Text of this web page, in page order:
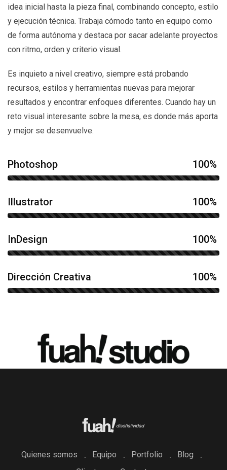
idea inicial hasta la pieza final, combinando concepto, estilo
y ejecución técnica. Trabaja cómodo tanto en equipo como
de forma autónoma y destaca por sacar adelante proyectos
con ritmo, orden y criterio visual.
Es inquieto a nivel creativo, siempre está probando
recursos, estilos y herramientas nuevas para mejorar
resultados y encontrar enfoques diferentes. Cuando hay un
reto visual interesante sobre la mesa, es donde más aporta
y mejor se desenvuelve.
Photoshop 100%
Illustrator 100%
InDesign 100%
Dirección Creativa 100%
Quienes somos Equipo Portfolio
Blog